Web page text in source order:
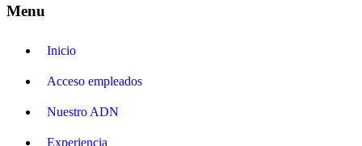
Menu
Inicio
Acceso empleados
Nuestro ADN
Experiencia